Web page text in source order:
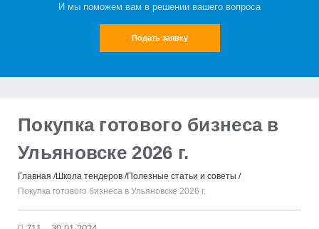
И мы поможем вам в решении вашего вопроса
Подать заявку
Покупка готового бизнеса в
Ульяновске 2026 г.
Главная Школа тендеров Полезные статьи и советы
Покупка готового бизнеса в Ульяновске 2026 г.